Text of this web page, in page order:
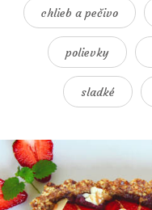
chlieb a pečivo
polievky
sladké